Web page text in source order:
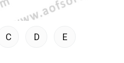
C D E